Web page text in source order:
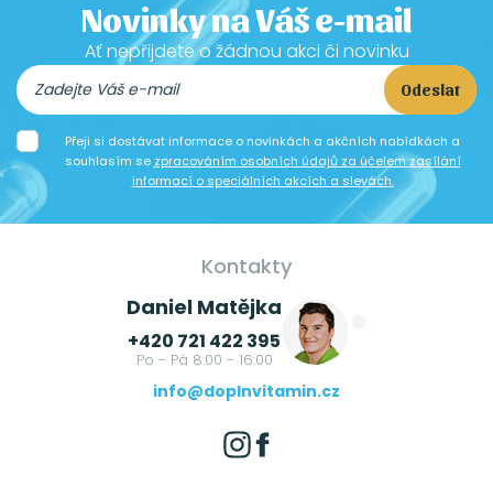
Novinky na Váš e-mail
Ať nepřijdete o žádnou akci či novinku
Odeslat
Přeji si dostávat informace o novinkách a akčních nabídkách a
souhlasím se zpracováním osobních údajů za účelem zasílání
informací o speciálních akcích a slevách.
Kontakty
Daniel Matějka
+420 721 422 395
Po - Pá 8:00 - 16:00
info@doplnvitamin.cz